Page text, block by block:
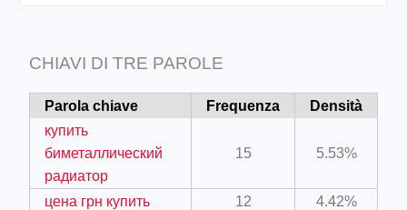
CHIAVI DI TRE PAROLE
Parola chiave Frequenza
Densità
купить
биметаллический
радиатор
15 5.53%
цена грн купить 12
4.42%